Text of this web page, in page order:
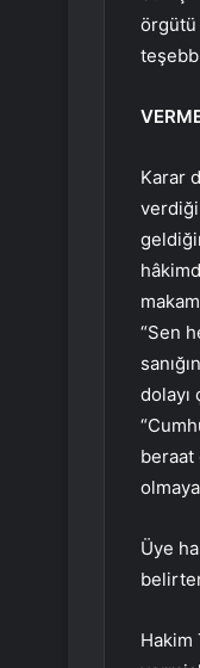
örgütü
Karar
verdiği
“Sen
dolayı
beraat
Üye
Hakim